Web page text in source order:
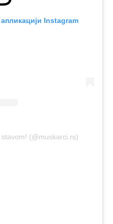
Instagram
stavom! (@muskarci.rs)